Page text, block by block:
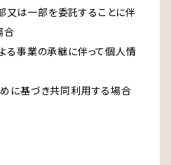
又は一部を委託することに伴
合
る事業の承継に伴って個人情
めに基づき共同利用する場合